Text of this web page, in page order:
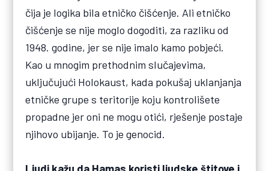
čija je logika bila etničko čišćenje. Ali etničko
čišćenje se nije moglo dogoditi, za razliku od
1948. godine, jer se nije imalo kamo pobjeći.
Kao u mnogim prethodnim slučajevima,
uključujući Holokaust, kada pokušaj uklanjanja
etničke grupe s teritorije koju kontrolišete
propadne jer oni ne mogu otići, rješenje postaje
njihovo ubijanje. To je genocid.